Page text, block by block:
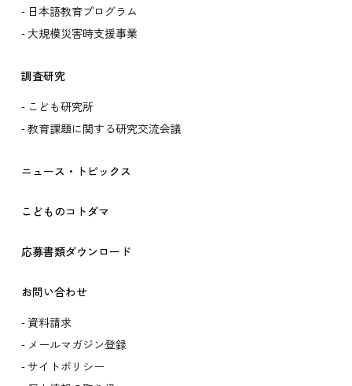
日本語教育プログラム
大規模災害時支援事業
調査研究
こども研究所
教育課題に関する研究交流会議
ニュース・トピックス
こどものコトダマ
応募書類ダウンロード
お問い合わせ
資料請求
メールマガジン登録
サイトポリシー